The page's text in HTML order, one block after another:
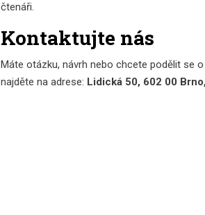
čtenáři.
Kontaktujte nás
Máte otázku, návrh nebo chcete podělit se
najděte na adrese: Lidická 50, 602 00